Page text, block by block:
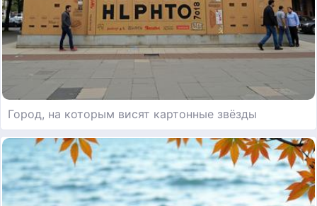
Город, на которым висят картонные звёзды